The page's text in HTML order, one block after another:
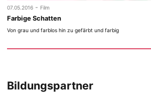
07.05.2016 - Film
Farbige Schatten
Von grau und farblos hin zu gefärbt und farbig
Bildungspartner